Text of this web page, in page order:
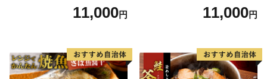
11,000円 11,000円